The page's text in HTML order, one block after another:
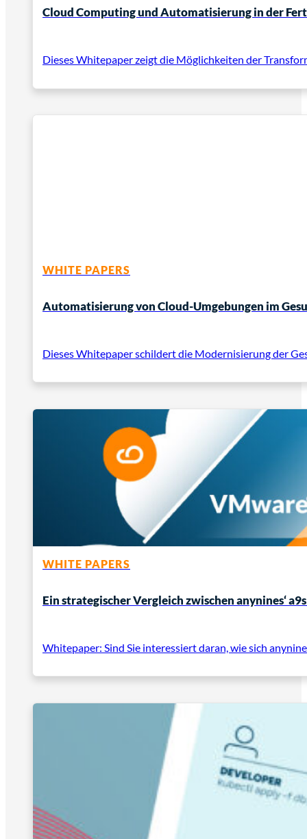
Cloud Computing und Automatisierung in der
Dieses Whitepaper zeigt die Möglichkeiten der
WHITE PAPERS
Automatisierung von Cloud-Umgebungen im
Dieses Whitepaper schildert die Modernisierung der
WHITE PAPERS
Ein strategischer Vergleich zwischen anynines‘
Whitepaper: Sind Sie interessiert daran, wie sich